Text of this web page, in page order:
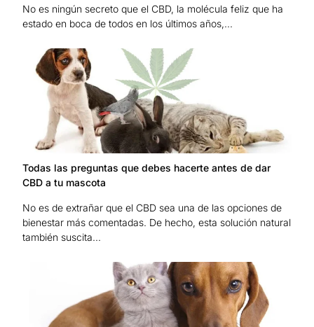
No es ningún secreto que el CBD, la molécula feliz que ha
estado en boca de todos en los últimos años,...
Todas las preguntas que debes hacerte antes de dar
CBD a tu mascota
No es de extrañar que el CBD sea una de las opciones de
bienestar más comentadas. De hecho, esta solución natural
también suscita...